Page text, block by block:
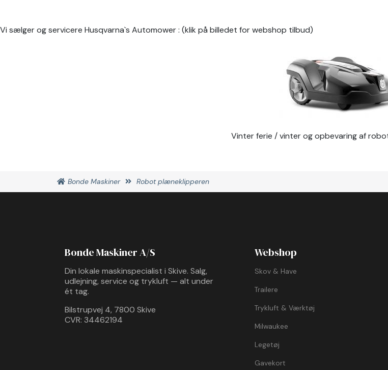
Vi sælger og servicere Husqvarna`s Automower : (klik på billedet for webshop tilbud)
Vinter ferie / vinter og opbevaring af
Bonde Maskiner Robot plæneklipperen
Bonde Maskiner A/S
Din lokale maskinspecialist i Skive. Salg,
udlejning, service og trykluft — alt under
ét tag.
Bilstrupvej 4, 7800 Skive
CVR: 34462194
Webshop
Skov & Have
Trailere
Trykluft & Værktøj
Milwaukee
Legetøj
Gavekort